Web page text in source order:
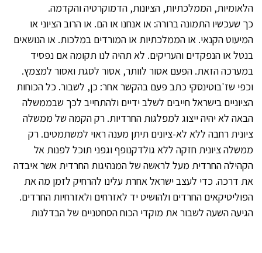
הלאומיות, הממלכתיות, הציונות, הדמוקרטיה והקדמה.
כך שעכשיו התמונה ברורה: או אנחנו או הם. או הרוב הציוני או
המיעוט הקנאי. או הממלכתיות או המורדים במלכות. או הנושאים
בנטל או הנפקדים והעריקים. לא תהיה לנו תקומה אם נפסיד
במערכה הזאת. הפעם אסור לוותר, אסור לסגת ואסור למצמץ.
וכפי שז'בוטינסקי כתב פעם בהקשר אחר: כן, לשבור. כל הכוחות
הציוניים בישראל חייבים לשלב ידיים ולהתחייב לכך שבממשלה
הבאה לא יהיה ייצוג למפלגות החרדיות. רק הקמה של ממשלה
ציונית רחבה ללא לא-ציונים תיתן מענה ראוי למשתמטים. רק
ממשלה ציונית חזקה ללא גולדקנופף וגפני תוכל לפנות אל
הקהילה החרדית מעל לראשה של המנהיגות החרדית אשר איבדה
את דרכה. כדי לעצב ישראל אחרת עלינו להרחיק לזמן מה את
הפוליטיקאים החרדים ולהושיט יד לאזרחים ולאזרחיות החרדים.
הגיעה השעה לשבור את מוקדי הכוח הסחטניים של הבדלנות